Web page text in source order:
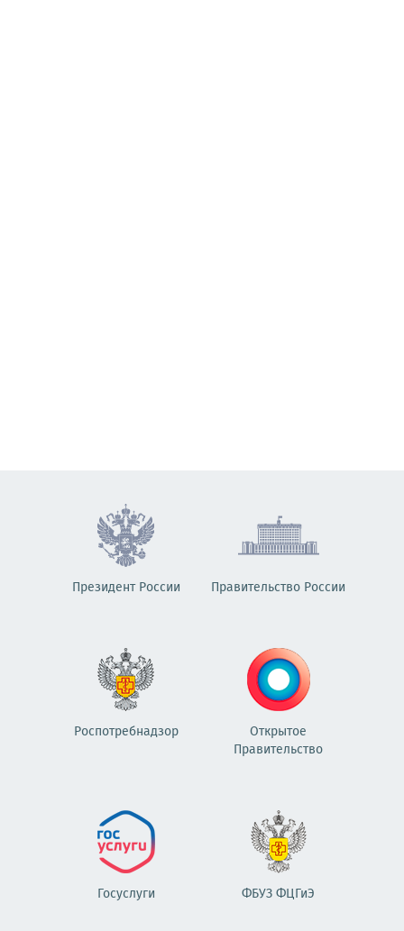
Президент России Правительство России
Роспотребнадзор
Открытое
Правительство
Госуслуги ФБУЗ ФЦГиЭ